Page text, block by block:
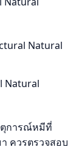
Natural
Natural
ตุการณ์หมีที่
ควรตรวจสอบ